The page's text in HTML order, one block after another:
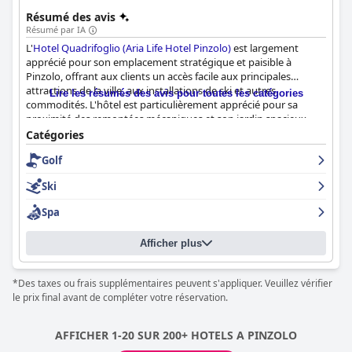
Résumé des avis
Résumé par IA
L'Hotel Quadrifoglio (Aria Life Hotel Pinzolo)est largement
apprécié pour son emplacement stratégique et paisible à
Pinzolo, offrant aux clients un accès facile aux principales
attractions de la ville, aux installations de ski et autres
commodités. L'hôtel est particulièrement apprécié pour sa
proximité des remontées mécaniques et son jardin spacieux
acceptant les animaux de compagnie, ce qui améliore
l'expérience globale des clients.
Les clients apprécient beaucoup les offres de petit-déjeuner, qui
sont soulignées pour être abondantes, variées et proposant de
délicieuses pâtisseries et gâteaux faits maison. La qualité du
petit-déjeuner est principalement louée, malgré quelques
critiques concernant la variété et la prise en compte des besoins
alimentaires spécifiques, comme ceux des athlètes.
Le service de dîner de l'hôtel est un autre point fort, loué pour
ses excellentes et abondantes options culinaires, présentant
une variété de plats traditionnels et locaux. Les portions
personnalisées du chef créent une expérience culinaire
Lire les résumés des avis pour toutes les catégories
Catégories
Golf
Ski
Spa
Afficher plus
*Des taxes ou frais supplémentaires peuvent s'appliquer. Veuillez vérifier
le prix final avant de compléter votre réservation.
AFFICHER 1-20 SUR 200+ HOTELS A PINZOLO